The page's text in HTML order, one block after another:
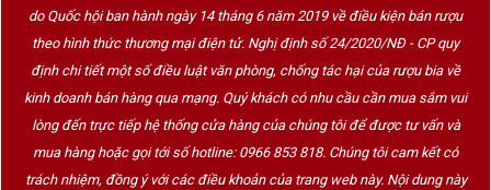
do Quốc hội ban hành ngày 14 tháng 6 năm 2019 về điều kiện bán rượu
theo hình thức thương mại điện tử. Nghị định số 24/2020/NĐ - CP quy
định chi tiết một số điều luật văn phòng, chống tác hại của rượu bia về
kinh doanh bán hàng qua mạng. Quý khách có nhu cầu cần mua sắm vui
lòng đến trực tiếp hệ thống cửa hàng của chúng tôi để được tư vấn và
mua hàng hoặc gọi tới số hotline: 0966 853 818. Chúng tôi cam kết có
trách nhiệm, đồng ý với các điều khoản của trang web này. Nội dung này